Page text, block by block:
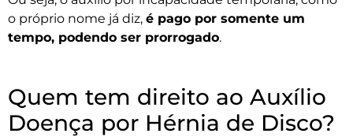
o próprio nome já diz, é pago por somente um
tempo, podendo ser prorrogado.
Quem tem direito ao Auxílio
Doença por Hérnia de Disco?